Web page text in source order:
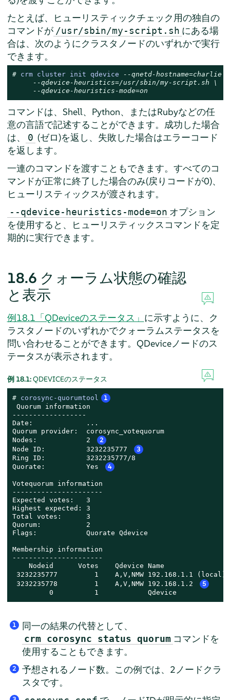
たとえば、ヒューリスティックチェック用の独自の
コマンドが /usr/sbin/my-script.sh にある場
合は、次のようにクラスタノードのいずれかで実行
できます。
# crm cluster init qdevice
--qnetd-hostname=charlie \
--qdevice-heuristics=/usr/sbin/my-script.sh \
--qdevice-heuristics-mode=on
コマンドは、Shell、Python、またはRubyなどの任
意の言語で記述することができます。成功した場合
は、
0 (ゼロ)を返し、失敗した場合はエラーコード
を返します。
一連のコマンドを渡すこともできます。すべてのコ
マンドが正常に終了した場合のみ(戻りコードが0)、
ヒューリスティックスが渡されます。
--qdevice-heuristics-mode=on オプション
を使用すると、ヒューリスティックスコマンドを定
期的に実行できます。
18.6 クォーラム状態の確認
と表示
例18.1「QDeviceのステータス」 に示すように、ク
ラスタノードのいずれかでクォーラムステータスを
問い合わせることができます。QDeviceノードのス
テータスが表示されます。
例 18.1:QDEVICEのステータス
# corosync-quorumtool 1
Quorum information
------------------
Date:             ...
Quorum provider:  corosync_votequorum
Nodes:            2
2
Node ID:          3232235777 3
Ring ID:          3232235777/8
Quorate:          Yes
4
Votequorum information
----------------------
Expected votes:   3
Highest expected: 3
Total votes:      3
Quorum:           2
Flags:            Quorate Qdevice
Membership information
----------------------
    Nodeid      Votes    Qdevice Name
3232235777         1    A,V,NMW 192.168.1.1 (local)
3232235778         1    A,V,NMW 192.168.1.2
5
         0          1            Qdevice
1 同一の結果の代替として、
crm corosync status quorum コマンドを
使用することもできます。
2
予想されるノード数。この例では、2ノードクラ
スタです。